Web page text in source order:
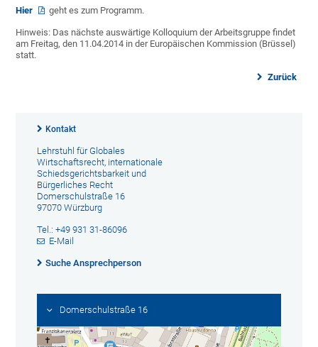
Hier geht es zum Programm.
Hinweis: Das nächste auswärtige Kolloquium der Arbeitsgruppe findet
am Freitag, den 11.04.2014 in der Europäischen Kommission (Brüssel)
statt.
Zurück
Kontakt
Lehrstuhl für Globales
Wirtschaftsrecht, internationale
Schiedsgerichtsbarkeit und
Bürgerliches Recht
Domerschulstraße 16
97070 Würzburg
Tel.: +49 931 31-86096
E-Mail
Suche Ansprechperson
Domerschulstraße 16